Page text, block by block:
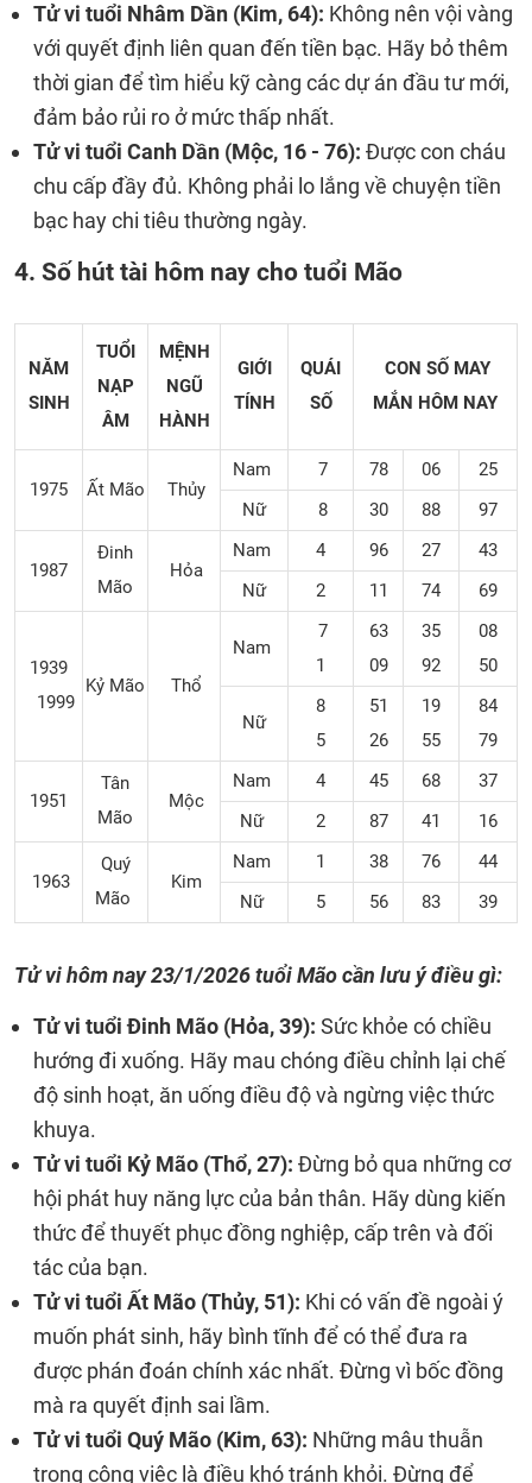
Tử vi tuổi Nhâm Dần (Kim, 64): Không nên vội vàng
với quyết định liên quan đến tiền bạc. Hãy bỏ thêm
thời gian để tìm hiểu kỹ càng các dự án đầu tư mới,
đảm bảo rủi ro ở mức thấp nhất.
Tử vi tuổi Canh Dần (Mộc, 16 - 76): Được con cháu
chu cấp đầy đủ. Không phải lo lắng về chuyện tiền
bạc hay chi tiêu thường ngày.
4. Số hút tài hôm nay cho tuổi Mão
NĂM
SINH
TUỔI
NẠP
ÂM
MỆNH
NGŨ
HÀNH
GIỚI
TÍNH
QUÁI
SỐ
CON SỐ MAY
MẮN HÔM NAY
1975 Ất Mão Thủy
Nam 7 78 06
25
Nữ
8 30 88 97
1987
Đinh
Mão
Hỏa
Nam 4 96 27
43
Nữ
2 11 74 69
1939
1999
Kỷ Mão Thổ
Nam
7
1
63
09
35
92
08
50
Nữ
8
5
51
26
19
55
84
79
1951
Tân
Mão
Mộc
Nam 4 45 68
37
Nữ
2 87 41 16
1963
Quý
Mão
Kim
Nam 1 38 76
44
Nữ
5 56 83 39
Tử vi hôm nay23/1/2026tuổi Mão cần lưu ý điều gì:
Tử vi tuổi Đinh Mão (Hỏa, 39): Sức khỏe có chiều
hướng đi xuống. Hãy mau chóng điều chỉnh lại chế
độ sinh hoạt, ăn uống điều độ và ngừng việc thức
khuya.
Tử vi tuổi Kỷ Mão (Thổ, 27): Đừng bỏ qua những cơ
hội phát huy năng lực của bản thân. Hãy dùng kiến
thức để thuyết phục đồng nghiệp, cấp trên và đối
tác của bạn.
Tử vi tuổi Ất Mão (Thủy, 51): Khi có vấn đề ngoài ý
muốn phát sinh, hãy bình tĩnh để có thể đưa ra
được phán đoán chính xác nhất. Đừng vì bốc đồng
mà ra quyết định sai lầm.
Tử vi tuổi Quý Mão (Kim, 63): Những mâu thuẫn
trong công việc là điều khó tránh khỏi. Đừng để